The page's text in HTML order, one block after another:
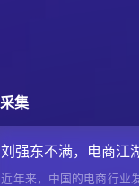
采集
刘强东不满，电商江
近年来，中国的电商行业